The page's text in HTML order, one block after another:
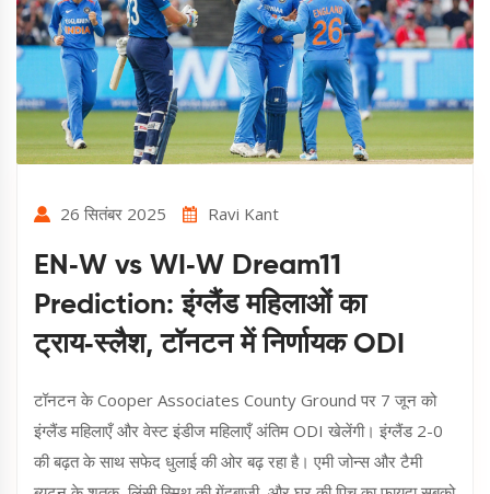
26 सितंबर 2025 Ravi Kant
EN‑W vs WI‑W Dream11
Prediction: इंग्लैंड महिलाओं का
ट्राय‑स्लैश, टॉनटन में निर्णायक ODI
टॉनटन के Cooper Associates County Ground पर 7 जून को
इंग्लैंड महिलाएँ और वेस्ट इंडीज महिलाएँ अंतिम ODI खेलेंगी। इंग्लैंड 2-0
की बढ़त के साथ सफेद धुलाई की ओर बढ़ रहा है। एमी जोन्स और टैमी